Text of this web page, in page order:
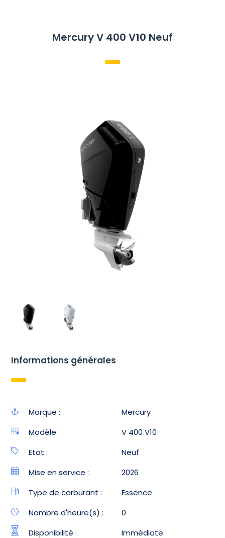
Mercury V 400 V10 Neuf
Informations générales
Marque :
Mercury
Modèle :
V 400 V10
Etat :
Neuf
Mise en service :
2026
Type de carburant :
Essence
Nombre d'heure(s) :
0
Disponibilité :
Immédiate